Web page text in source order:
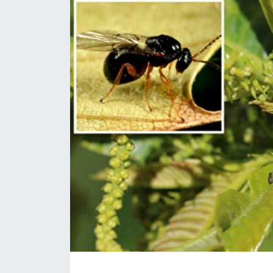
Daday Haberleri
Devrekani Haberleri
Doğanyurt Haberleri
Hanönü Haberleri
İhsangazi Haberleri
İnebolu Haberleri
Küre Haberleri
Merkez Haberleri